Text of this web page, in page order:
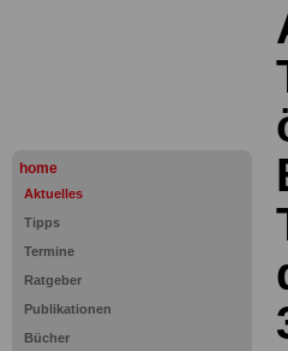
home
Aktuelles
Tipps
Termine
Ratgeber
Publikationen
Bücher